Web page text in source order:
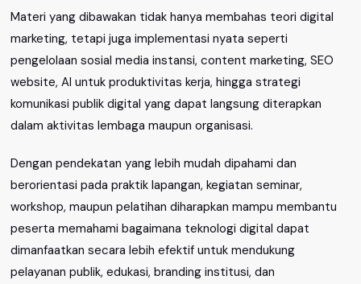
Materi yang dibawakan tidak hanya membahas teori digital
marketing, tetapi juga implementasi nyata seperti
pengelolaan sosial media instansi, content marketing, SEO
website, AI untuk produktivitas kerja, hingga strategi
komunikasi publik digital yang dapat langsung diterapkan
dalam aktivitas lembaga maupun organisasi.
Dengan pendekatan yang lebih mudah dipahami dan
berorientasi pada praktik lapangan, kegiatan seminar,
workshop, maupun pelatihan diharapkan mampu membantu
peserta memahami bagaimana teknologi digital dapat
dimanfaatkan secara lebih efektif untuk mendukung
pelayanan publik, edukasi, branding institusi, dan